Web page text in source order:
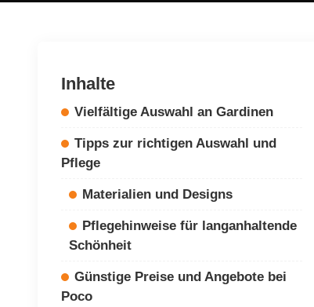
Inhalte
Vielfältige Auswahl an Gardinen
Tipps zur richtigen Auswahl und
Pflege
Materialien und Designs
Pflegehinweise für langanhaltende
Schönheit
Günstige Preise und Angebote bei
Poco